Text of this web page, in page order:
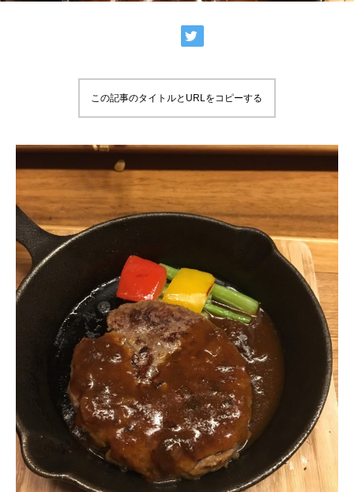
この記事のタイトルとURLをコピーする